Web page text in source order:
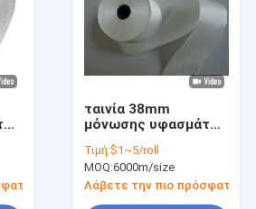
τιμή
ταινία 38mm
μόνωσης υφασμάτων
σαφής ύφανση
βαθμού Χ
Τιμή:$1~5/roll
MOQ:6000m/size
Λάβετε την πιο πρόσφατη